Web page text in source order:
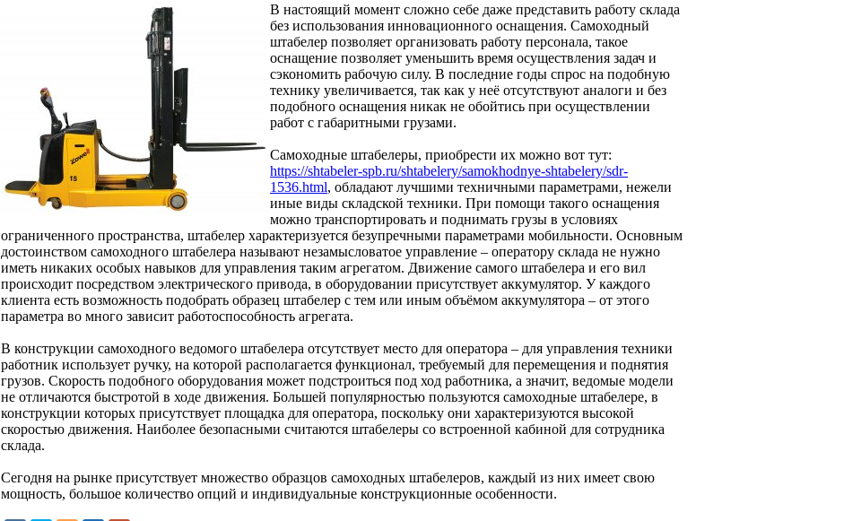
В настоящий момент сложно себе даже представить работу склада
без использования инновационного оснащения. Самоходный
штабелер позволяет организовать работу персонала, такое
оснащение позволяет уменьшить время осуществления задач и
сэкономить рабочую силу. В последние годы спрос на подобную
технику увеличивается, так как у неё отсутствуют аналоги и без
подобного оснащения никак не обойтись при осуществлении
работ с габаритными грузами.
Самоходные штабелеры, приобрести их можно вот тут:
https://shtabeler-spb.ru/shtabelery/samokhodnye-shtabelery/sdr-
1536.html, обладают лучшими техничными параметрами, нежели
иные виды складской техники. При помощи такого оснащения
можно транспортировать и поднимать грузы в условиях
ограниченного пространства, штабелер характеризуется безупречными параметрами мобильности. Основным
достоинством самоходного штабелера называют незамысловатое управление – оператору склада не нужно
иметь никаких особых навыков для управления таким агрегатом. Движение самого штабелера и его вил
происходит посредством электрического привода, в оборудовании присутствует аккумулятор. У каждого
клиента есть возможность подобрать образец штабелер с тем или иным объёмом аккумулятора – от этого
параметра во много зависит работоспособность агрегата.
В конструкции самоходного ведомого штабелера отсутствует место для оператора – для управления техники
работник использует ручку, на которой располагается функционал, требуемый для перемещения и поднятия
грузов. Скорость подобного оборудования может подстроиться под ход работника, а значит, ведомые модели
не отличаются быстротой в ходе движения. Большей популярностью пользуются самоходные штабелере, в
конструкции которых присутствует площадка для оператора, поскольку они характеризуются высокой
скоростью движения. Наиболее безопасными считаются штабелеры со встроенной кабиной для сотрудника
склада.
Сегодня на рынке присутствует множество образцов самоходных штабелеров, каждый из них имеет свою
мощность, большое количество опций и индивидуальные конструкционные особенности.